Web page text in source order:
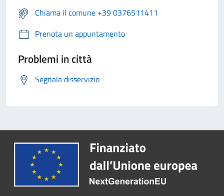
Chiama il comune +39 0376511411
Prenota un appuntamento
Problemi in città
Segnala disservizio